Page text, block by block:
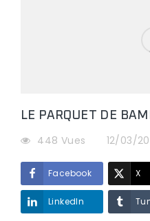
LE PARQUET DE
448 Vues 12/03/
Facebook X
LinkedIn